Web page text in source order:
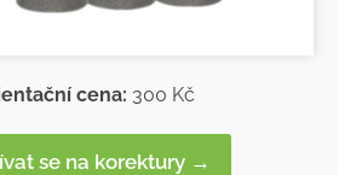
cena: 300 Kč
se na korektury →